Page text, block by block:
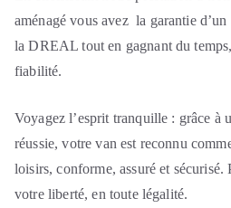
aménagé vous avez la garantie
la DREAL tout en gagnant du
fiabilité.
Voyagez l’esprit tranquille : grâce à
réussie, votre van est reconnu
loisirs, conforme, assuré et
votre liberté, en toute légalité.